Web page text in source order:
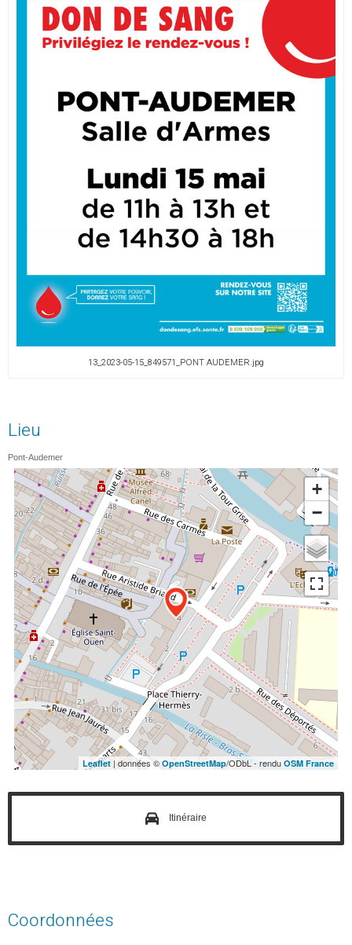
13_2023-05-15_849571_PONT AUDEMER.jpg
Lieu
Pont-Audemer
+
−
Leaflet | données © OpenStreetMap/ODbL - rendu OSM France
Itinéraire
Coordonnées